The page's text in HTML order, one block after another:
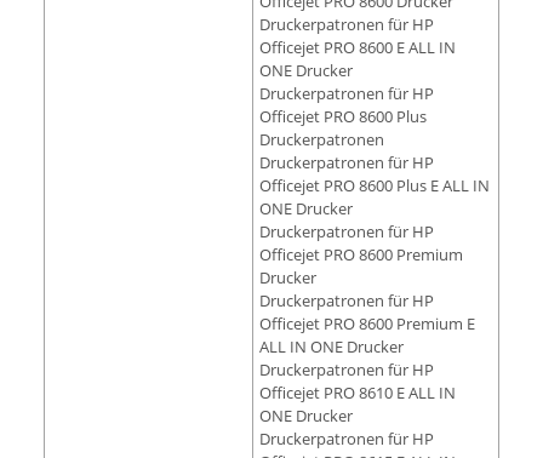
Druckerpatronen für HP
Officejet PRO 8600 E ALL IN
ONE Drucker
Druckerpatronen für HP
Officejet PRO 8600 Plus
Druckerpatronen
Druckerpatronen für HP
Officejet PRO 8600 Plus E ALL IN
ONE Drucker
Druckerpatronen für HP
Officejet PRO 8600 Premium
Drucker
Druckerpatronen für HP
Officejet PRO 8600 Premium E
ALL IN ONE Drucker
Druckerpatronen für HP
Officejet PRO 8610 E ALL IN
ONE Drucker
Druckerpatronen für HP